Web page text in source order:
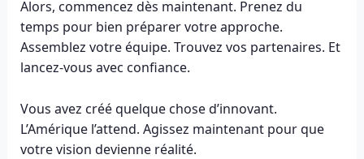
Alors, commencez dès maintenant. Prenez du
temps pour bien préparer votre approche.
Assemblez votre équipe. Trouvez vos partenaires. Et
lancez-vous avec confiance.
Vous avez créé quelque chose d’innovant.
L’Amérique l’attend. Agissez maintenant pour que
votre vision devienne réalité.